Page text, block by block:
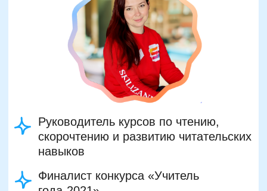
Политика конфиденциальности
Положение о проведении акции
© SKILLZANIA. Все права защищены.
Организация и осуществление образовательной
АВТОНОМНАЯ НЕКОММЕРЧЕСКАЯ ОРГАНИЗАЦИЯ
ИНН: 9727116117, ОГРН: 1257700472831
Телефон: +7 (800) 100-11-43, Почта: anodo@skillzania.ru
Сайт Минобрнауки России
Сайт Минпросвещения России
Публичная оферта